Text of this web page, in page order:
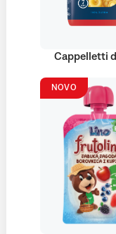
Cappelletti
NOVO